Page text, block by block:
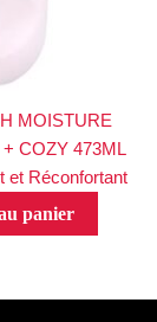
MOISTURE
COZY 473ML
et Réconfortant
panier